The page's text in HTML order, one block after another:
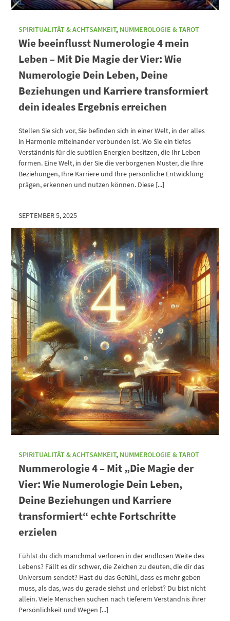
SPIRITUALITÄT & ACHTSAMKEIT, NUMMEROLOGIE & TAROT
Wie beeinflusst Numerologie 4 mein
Leben – Mit Die Magie der Vier: Wie
Numerologie Dein Leben, Deine
Beziehungen und Karriere transformiert
dein ideales Ergebnis erreichen
Stellen Sie sich vor, Sie befinden sich in einer Welt, in der alles
in Harmonie miteinander verbunden ist. Wo Sie ein tiefes
Verständnis für die subtilen Energien besitzen, die Ihr Leben
formen. Eine Welt, in der Sie die verborgenen Muster, die Ihre
Beziehungen, Ihre Karriere und Ihre persönliche Entwicklung
prägen, erkennen und nutzen können. Diese [...]
SEPTEMBER 5, 2025
SPIRITUALITÄT & ACHTSAMKEIT, NUMMEROLOGIE & TAROT
Nummerologie 4 – Mit „Die Magie der
Vier: Wie Numerologie Dein Leben,
Deine Beziehungen und Karriere
transformiert“ echte Fortschritte
erzielen
Fühlst du dich manchmal verloren in der endlosen Weite des
Lebens? Fällt es dir schwer, die Zeichen zu deuten, die dir das
Universum sendet? Hast du das Gefühl, dass es mehr geben
muss, als das, was du gerade siehst und erlebst? Du bist nicht
allein. Viele Menschen suchen nach tieferem Verständnis ihrer
Persönlichkeit und Wegen [...]